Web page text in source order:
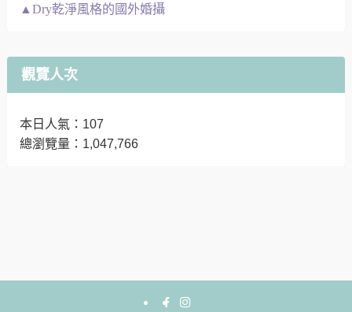
▲Dry乾淨風格的國外婚攝
觀覽人次
本日人氣：107
總瀏覽量：1,047,766